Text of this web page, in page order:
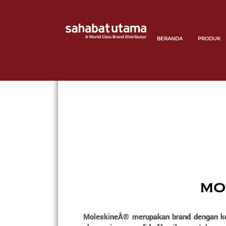
BERANDA PRODUK
MoleskineÂ® merupakan brand dengan